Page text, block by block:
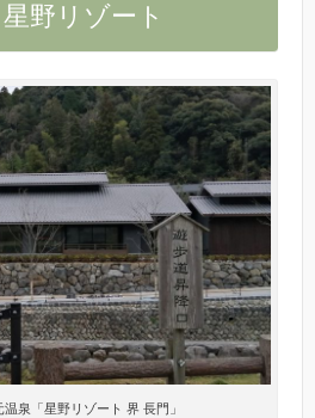
野リゾート
泉「星野リゾート 界 長門」